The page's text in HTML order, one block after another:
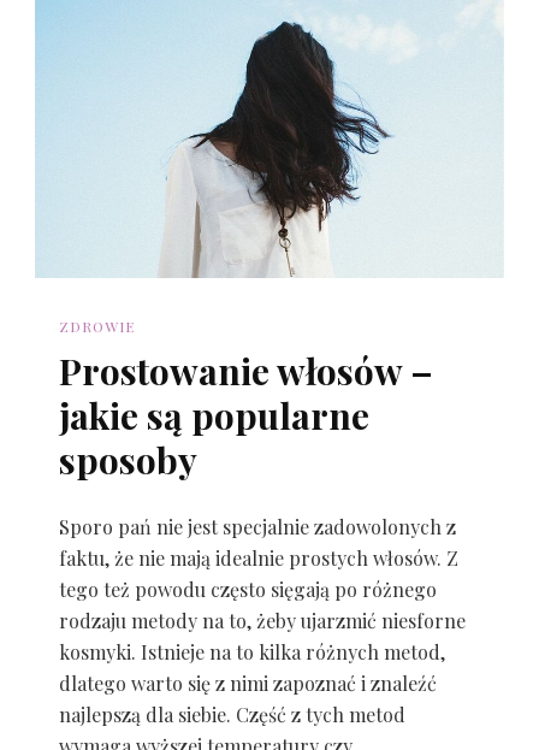
ZDROWIE
Prostowanie włosów –
jakie są popularne
sposoby
Sporo pań nie jest specjalnie zadowolonych z
faktu, że nie mają idealnie prostych włosów. Z
tego też powodu często sięgają po różnego
rodzaju metody na to, żeby ujarzmić niesforne
kosmyki. Istnieje na to kilka różnych metod,
dlatego warto się z nimi zapoznać i znaleźć
najlepszą dla siebie. Część z tych metod